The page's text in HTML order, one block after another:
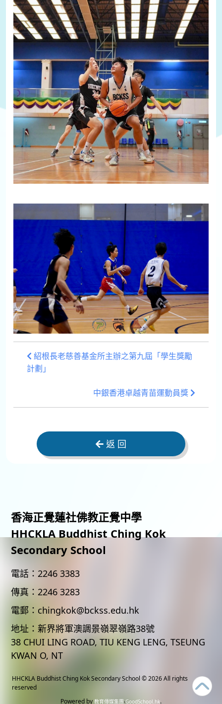
紹根長老慈善基金所主辦之第九屆「學生獎勵
計劃」
中銀香港卓越青苗運動員獎
返 回
香海正覺蓮社佛教正覺中學
HHCKLA Buddhist Ching Kok
Secondary School
電話： 2246 3383
傳真： 2246 3283
電郵： chingkok@bckss.edu.hk
地址： 新界將軍澳調景嶺翠嶺路38號
38 CHUI LING ROAD, TIU KENG LENG, TSEUNG
KWAN O, NT
HHCKLA Buddhist Ching Kok Secondary School © 2026 All rights
reserved
Powered by 教育傳媒集團 ‧GoodSchool.hk.